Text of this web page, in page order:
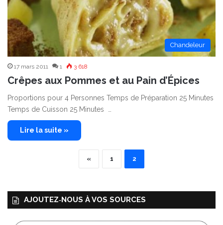
Chandeleur
17 mars 2011 1 3 618
Crêpes aux Pommes et au Pain d’Épices
Proportions pour 4 Personnes Temps de Préparation 25 Minutes
Temps de Cuisson 25 Minutes …
Lire la suite »
« 1 2
AJOUTEZ‑NOUS À VOS SOURCES